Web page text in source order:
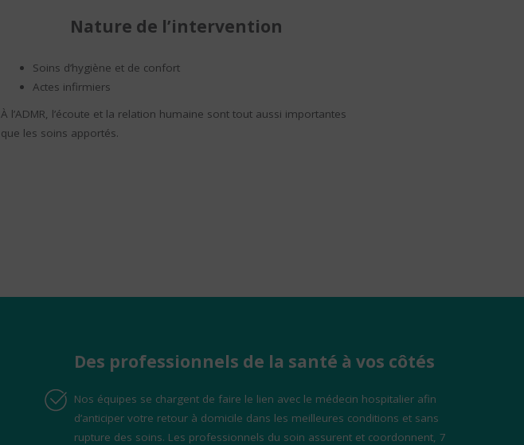
Nature de l’intervention
Soins d’hygiène et de confort
Actes infirmiers
À l’ADMR, l’écoute et la relation humaine sont tout aussi importantes
que les soins apportés.
Des professionnels de la santé à vos côtés
Nos équipes se chargent de faire le lien avec le médecin hospitalier afin
d’anticiper votre retour à domicile dans les meilleures conditions et sans
rupture des soins. Les professionnels du soin assurent et coordonnent, 7